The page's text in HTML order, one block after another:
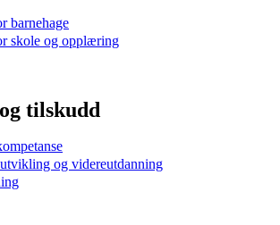
barnehage
skole og opplæring
tilskudd
og videreutdanning